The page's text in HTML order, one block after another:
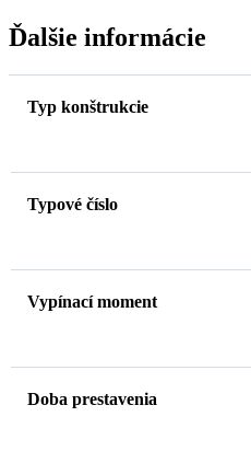
Ďalšie informácie
Typ konštrukcie
Typové číslo
Vypínací moment
Doba prestavenia